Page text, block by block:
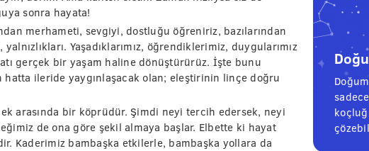
sonra hayata!
merhameti, sevgiyi, dostluğu öğreniriz, bazılarından
Yaşadıklarımız, öğrendiklerimiz, duygularımız
gerçek bir yaşam haline dönüştürürüz. İşte bunu
ileride yaygınlaşacak olan; eleştirinin linçe doğru
arasında bir köprüdür. Şimdi neyi tercih edersek, neyi
de ona göre şekil almaya başlar. Elbette ki hayat
Kaderimiz bambaşka etkilerle, bambaşka yollara da